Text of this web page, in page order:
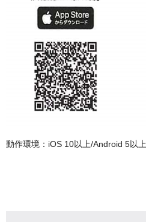
動作環境：iOS 10以上/Android 5以上